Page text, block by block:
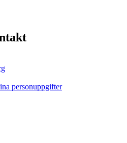
personuppgifter